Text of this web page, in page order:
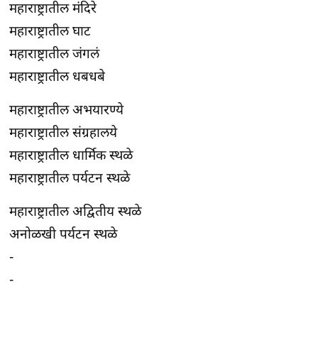
महाराष्ट्रातील मंदिरे
महाराष्ट्रातील घाट
महाराष्ट्रातील जंगलं
महाराष्ट्रातील धबधबे
महाराष्ट्रातील अभयारण्ये
महाराष्ट्रातील संग्रहालये
महाराष्ट्रातील धार्मिक स्थळे
महाराष्ट्रातील पर्यटन स्थळे
महाराष्ट्रातील अद्वितीय स्थळे
अनोळखी पर्यटन स्थळे
-
-